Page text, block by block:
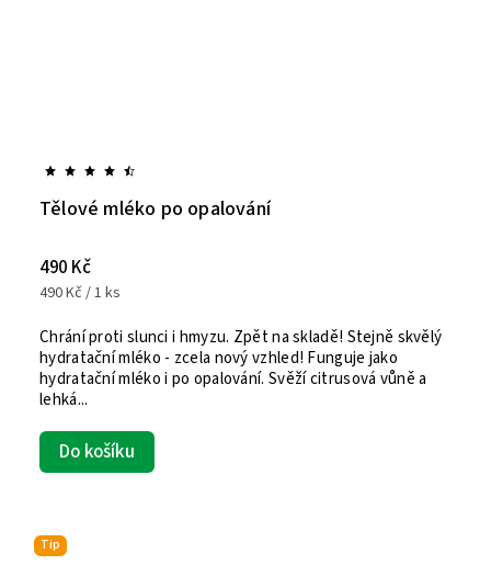
Tělové mléko po opalování
490 Kč
490 Kč / 1 ks
Do košíku
Chrání proti slunci i hmyzu. Zpět na skladě! Stejně skvělý
hydratační mléko - zcela nový vzhled! Funguje jako
hydratační mléko i po opalování. Svěží citrusová vůně a
lehká...
Tip